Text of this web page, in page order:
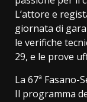
L’attore e
giornata di
le verifiche
29, e le prove
La 67ª Fasano-
Il programma